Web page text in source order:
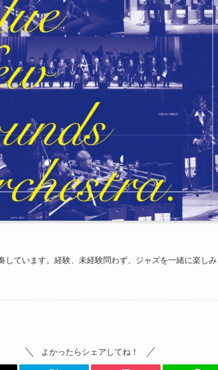
しています。経験、未経験問わず、ジャズを一緒に楽し
よかったらシェアしてね！